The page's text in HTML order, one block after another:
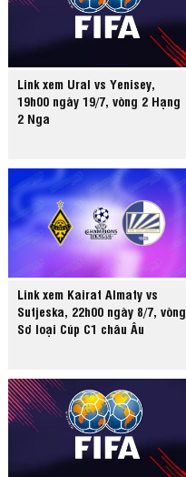
Link xem Ural vs Yenisey,
19h00 ngày 19/7, vòng 2 Hạng
2 Nga
Link xem Kairat Almaty vs
Sutjeska, 22h00 ngày 8/7, vòng
Sơ loại Cúp C1 châu Âu